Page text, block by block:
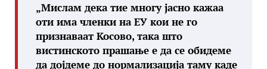
„Мислам дека тие многу јасно кажаа
оти има членки на ЕУ кои не го
признаваат Косово, така што
вистинското прашање е да се обидеме
да дојдеме до нормализација таму каде